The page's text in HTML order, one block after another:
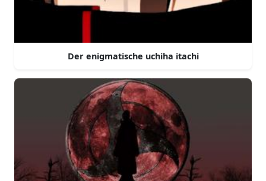
Der enigmatische uchiha itachi